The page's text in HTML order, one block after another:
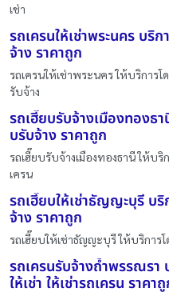
เช่า
รถเครนให้เช่าพระนคร บริ
จ้าง ราคาถูก
รถเครนให้เช่าพระนคร ให้บริการโ
รับจ้าง
รถเฮี๊ยบรับจ้างเมืองทองธ
บรับจ้าง ราคาถูก
รถเฮี๊ยบรับจ้างเมืองทองธานี ให้บริ
เครน
รถเฮี๊ยบให้เช่าธัญญะบุรี บริ
จ้าง ราคาถูก
รถเฮี๊ยบให้เช่าธัญญะบุรี ให้บริการ
รถเครนรับจ้างถ้ำพรรณรา
ให้เช่า ให้เช่ารถเครน ราคา